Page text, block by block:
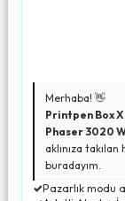
Merhaba! 👋
Printpen Box
Phaser 3020
aklınıza
buradayım.
✓Pazarlık modu